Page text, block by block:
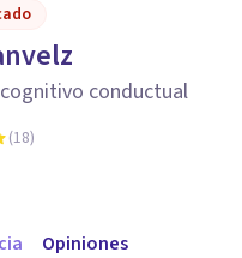
conductual
(18)
Opiniones